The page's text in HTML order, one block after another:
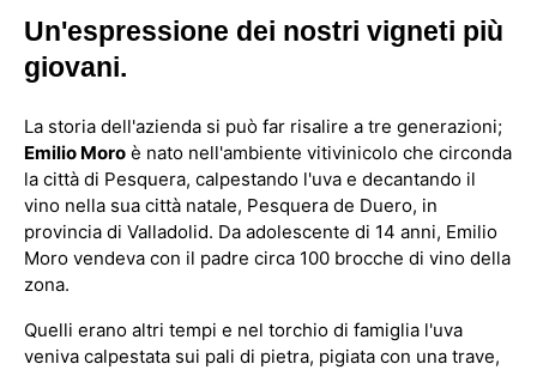
Un'espressione dei nostri vigneti più
giovani.
La storia dell'azienda si può far risalire a tre generazioni;
Emilio Moro è nato nell'ambiente vitivinicolo che circonda
la città di Pesquera, calpestando l'uva e decantando il
vino nella sua città natale, Pesquera de Duero, in
provincia di Valladolid. Da adolescente di 14 anni, Emilio
Moro vendeva con il padre circa 100 brocche di vino della
zona.
Quelli erano altri tempi e nel torchio di famiglia l'uva
veniva calpestata sui pali di pietra, pigiata con una trave,